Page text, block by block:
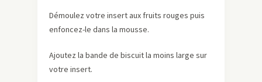
Démoulez votre insert aux fruits rouges puis
enfoncez-le dans la mousse.
Ajoutez la bande de biscuit la moins large sur
votre insert.